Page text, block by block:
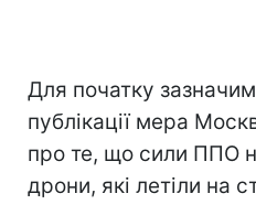
Для початку
публікації мера
про те, що сили ППО
дрони, які летіли на